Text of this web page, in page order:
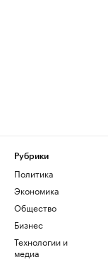
Рубрики
Политика
Экономика
Общество
Бизнес
Технологии и
медиа